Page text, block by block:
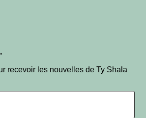
recevoir les nouvelles de Ty Shala